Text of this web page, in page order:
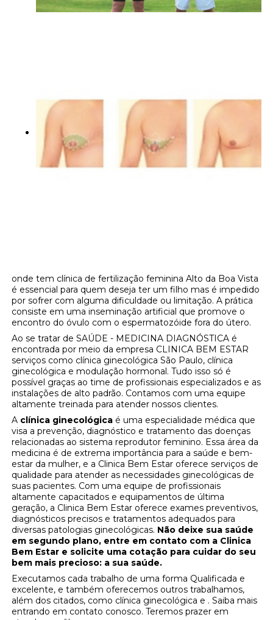
onde tem clínica de fertilização feminina Alto da Boa Vista
é essencial para quem deseja ter um filho mas é impedido
por sofrer com alguma dificuldade ou limitação. A prática
consiste em uma inseminação artificial que promove o
encontro do óvulo com o espermatozóide fora do útero.
Ao se tratar de SAÚDE - MEDICINA DIAGNÓSTICA é
encontrada por meio da empresa CLINICA BEM ESTAR
serviços como clínica ginecológica São Paulo, clínica
ginecológica e modulação hormonal. Tudo isso só é
possível graças ao time de profissionais especializados e as
instalações de alto padrão. Contamos com uma equipe
altamente treinada para atender nossos clientes.
A clínica ginecológica é uma especialidade médica que
visa a prevenção, diagnóstico e tratamento das doenças
relacionadas ao sistema reprodutor feminino. Essa área da
medicina é de extrema importância para a saúde e bem-
estar da mulher, e a Clinica Bem Estar oferece serviços de
qualidade para atender as necessidades ginecológicas de
suas pacientes. Com uma equipe de profissionais
altamente capacitados e equipamentos de última
geração, a Clinica Bem Estar oferece exames preventivos,
diagnósticos precisos e tratamentos adequados para
diversas patologias ginecológicas. Não deixe sua saúde
em segundo plano, entre em contato com a Clinica
Bem Estar e solicite uma cotação para cuidar do seu
bem mais precioso: a sua saúde.
Executamos cada trabalho de uma forma Qualificada e
excelente, e também oferecemos outros trabalhamos,
além dos citados, como clínica ginecológica e . Saiba mais
entrando em contato conosco. Teremos prazer em